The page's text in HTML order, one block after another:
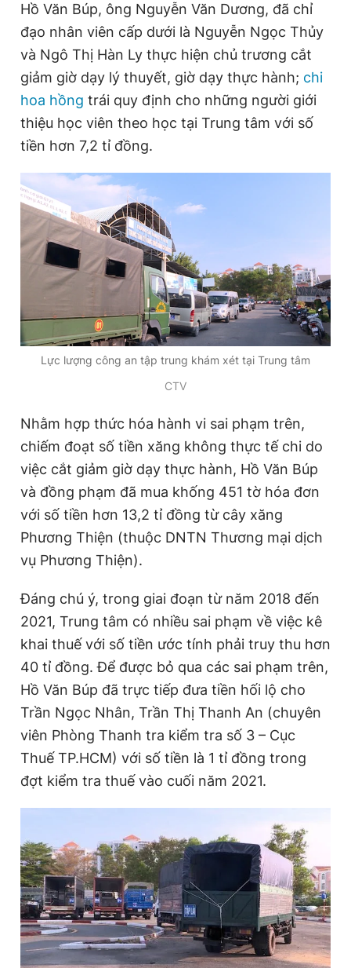
Hồ Văn Búp, ông Nguyễn Văn Dương, đã chỉ
đạo nhân viên cấp dưới là Nguyễn Ngọc Thủy
và Ngô Thị Hàn Ly thực hiện chủ trương cắt
giảm giờ dạy lý thuyết, giờ dạy thực hành; chi
hoa hồng trái quy định cho những người giới
thiệu học viên theo học tại Trung tâm với số
tiền hơn 7,2 tỉ đồng.
Lực lượng công an tập trung khám xét tại Trung tâm
CTV
Nhằm hợp thức hóa hành vi sai phạm trên,
chiếm đoạt số tiền xăng không thực tế chi do
việc cắt giảm giờ dạy thực hành, Hồ Văn Búp
và đồng phạm đã mua khống 451 tờ hóa đơn
với số tiền hơn 13,2 tỉ đồng từ cây xăng
Phương Thiện (thuộc DNTN Thương mại dịch
vụ Phương Thiện).
Đáng chú ý, trong giai đoạn từ năm 2018 đến
2021, Trung tâm có nhiều sai phạm về việc kê
khai thuế với số tiền ước tính phải truy thu hơn
40 tỉ đồng. Để được bỏ qua các sai phạm trên,
Hồ Văn Búp đã trực tiếp đưa tiền hối lộ cho
Trần Ngọc Nhân, Trần Thị Thanh An (chuyên
viên Phòng Thanh tra kiểm tra số 3 – Cục
Thuế TP.HCM) với số tiền là 1 tỉ đồng trong
đợt kiểm tra thuế vào cuối năm 2021.